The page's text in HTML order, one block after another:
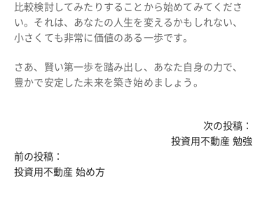
比較検討してみたりすることから始めてみてくださ
い。それは、あなたの人生を変えるかもしれない、
小さくても非常に価値のある一歩です。
さあ、賢い第一歩を踏み出し、あなた自身の力で、
豊かで安定した未来を築き始めましょう。
次の投稿：
投資用不動産 勉強
前の投稿：
投資用不動産 始め方